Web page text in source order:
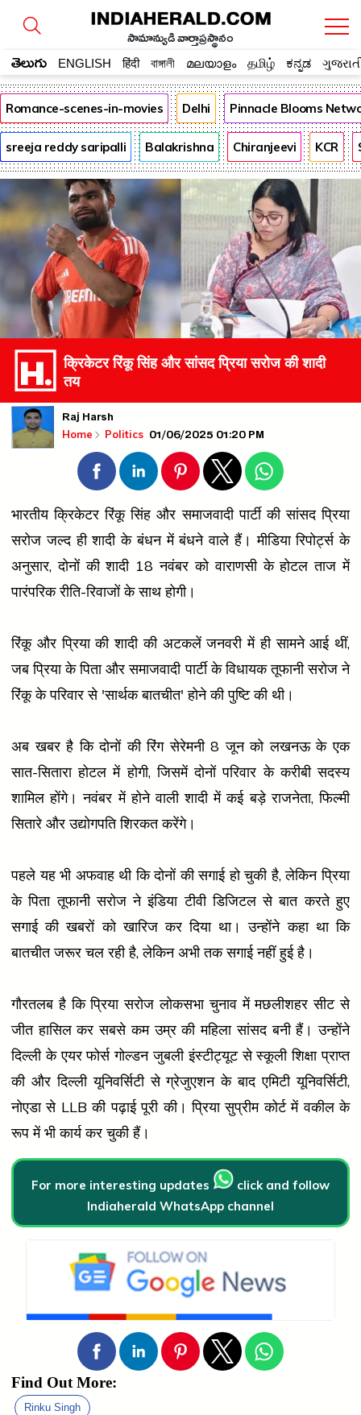
సామాన్యుడి వార్తాప్రస్థానం
తెలుగు ENGLISH हिंदी বাঙ্গালী മലയാളം தமிழ் ಕನ್ನಡ
Romance-scenes-in-movies Delhi Pinnacle Blooms
sreeja reddy saripalli Balakrishna Chiranjeevi KCR
क्रिकेटर रिंकू सिंह और सांसद प्रिया सरोज की शादी
तय
Raj Harsh
Home Politics 01/06/2025 01:20 PM
भारतीय क्रिकेटर रिंकू सिंह और समाजवादी पार्टी की सांसद प्रिया
सरोज जल्द ही शादी के बंधन में बंधने वाले हैं। मीडिया रिपोर्ट्स के
अनुसार, दोनों की शादी 18 नवंबर को वाराणसी के होटल ताज में
पारंपरिक रीति-रिवाजों के साथ होगी।
रिंकू और प्रिया की शादी की अटकलें जनवरी में ही सामने आई थीं,
जब प्रिया के पिता और समाजवादी पार्टी के विधायक तूफानी सरोज ने
रिंकू के परिवार से 'सार्थक बातचीत' होने की पुष्टि की थी।
अब खबर है कि दोनों की रिंग सेरेमनी 8 जून को लखनऊ के एक
सात-सितारा होटल में होगी, जिसमें दोनों परिवार के करीबी सदस्य
शामिल होंगे। नवंबर में होने वाली शादी में कई बड़े राजनेता, फिल्मी
सितारे और उद्योगपति शिरकत करेंगे।
पहले यह भी अफवाह थी कि दोनों की सगाई हो चुकी है, लेकिन प्रिया
के पिता तूफानी सरोज ने इंडिया टीवी डिजिटल से बात करते हुए
सगाई की खबरों को खारिज कर दिया था। उन्होंने कहा था कि
बातचीत जरूर चल रही है, लेकिन अभी तक सगाई नहीं हुई है।
गौरतलब है कि प्रिया सरोज लोकसभा चुनाव में मछलीशहर सीट से
जीत हासिल कर सबसे कम उम्र की महिला सांसद बनी हैं। उन्होंने
दिल्ली के एयर फोर्स गोल्डन जुबली इंस्टीट्यूट से स्कूली शिक्षा प्राप्त
की और दिल्ली यूनिवर्सिटी से ग्रेजुएशन के बाद एमिटी यूनिवर्सिटी,
नोएडा से LLB की पढ़ाई पूरी की। प्रिया सुप्रीम कोर्ट में वकील के
रूप में भी कार्य कर चुकी हैं।
For more interesting updates
click and follow
Indiaherald WhatsApp channel
Find Out More:
Rinku Singh